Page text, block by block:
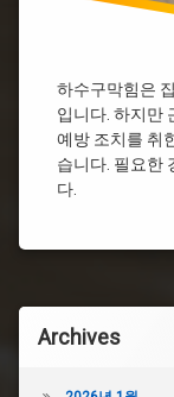
구
실
하수구막힘은
입니다. 하지만
예방 조치를 취
습니다. 필요한
다.
크
수
구
Archives